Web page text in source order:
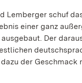
Lemberger schuf
einer ganz
Der
der